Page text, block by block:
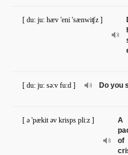
[ du: ju: hæv 'eni 'sænwiʧz ]
Do you
[ du: ju: sə:v fu:d ]
A
of
[ ə 'pækit əv krisps pli:z ]